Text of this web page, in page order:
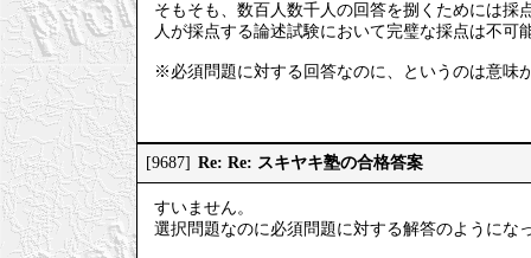
そもそも、数百人数千人の回答を捌くためには採
人が採点する論述試験において完璧な採点は不可
※必須問題に対する回答なのに、というのは意味
[9687] Re: Re: スキヤキ塾の合格答案
すいません。
選択問題なのに必須問題に対する解答のようにな